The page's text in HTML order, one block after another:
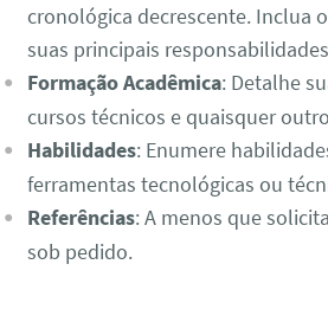
cronológica decrescente. Inclua
suas principais
Formação Acadêmica: Detalhe
cursos técnicos e quaisquer
Habilidades: Enumere
ferramentas tecnológicas ou
Referências: A menos que
sob pedido.